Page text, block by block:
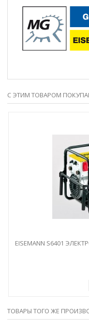
С ЭТИМ ТОВАРОМ
EISEMANN S6401
ТОВАРЫ ТОГО ЖЕ